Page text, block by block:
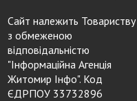
Сайт належить Товариству
з обмеженою
відповідальністю
"Інформаційна Агенція
Житомир Інфо". Код
ЄДРПОУ 33732896